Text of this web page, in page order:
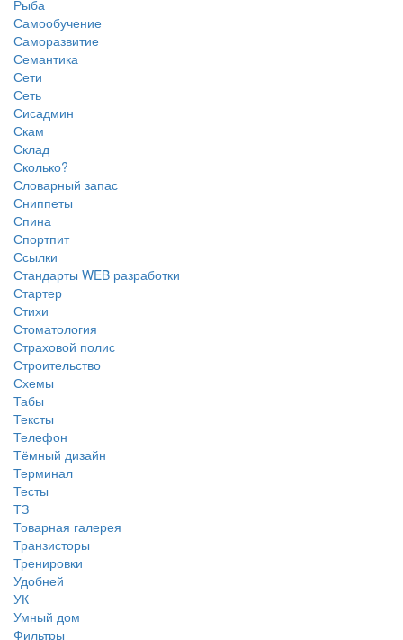
Рыба
Самообучение
Саморазвитие
Семантика
Сети
Сеть
Сисадмин
Скам
Склад
Сколько?
Словарный запас
Сниппеты
Спина
Спортпит
Ссылки
Стандарты WEB разработки
Стартер
Стихи
Стоматология
Страховой полис
Строительство
Схемы
Табы
Тексты
Телефон
Тёмный дизайн
Терминал
Тесты
ТЗ
Товарная галерея
Транзисторы
Тренировки
Удобней
УК
Умный дом
Фильтры